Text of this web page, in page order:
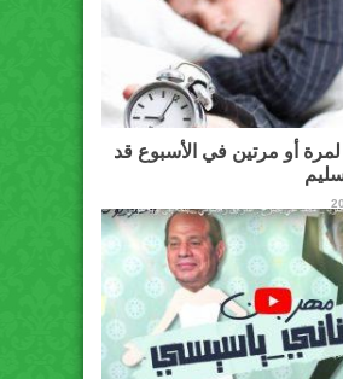
لمرة أو مرتين في الأسبوع قد